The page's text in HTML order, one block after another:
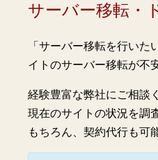
サーバー移転・
「サーバー移転を行い
イトのサーバー移転が不
経験豊富な弊社にご相談
現在のサイトの状況を調
もちろん、契約代行も可